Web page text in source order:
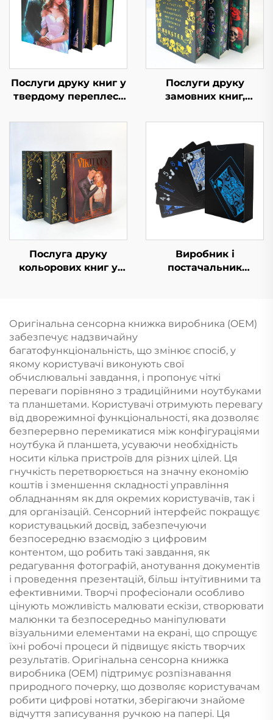
Послуги друку книг у
твердому переплесі,
романтичного роману
краями
Послуги друку
замовних книг,
друк офсетом, тверді
фарбованими
краями, роман із
пиловою обгорткою
Послуга друку
кольорових книг у
у твердій обкладинці
з фарбованими
краями
Виробник і
постачальник
карти,
та упаковка для
дорослих, пар
Оригінальна сенсорна книжка виробника (OEM)
забезпечує надзвичайну
багатофункціональність, що змінює спосіб, у
якому користувачі виконують свої
обчислювальні завдання, і пропонує чіткі
переваги порівняно з традиційними ноутбуками
та планшетами. Користувачі отримують перевагу
від дворежимної функціональності, яка дозволяє
безперервно перемикатися між конфігураціями
ноутбука й планшета, усуваючи необхідність
носити кілька пристроїв для різних цілей. Ця
гнучкість перетворюється на значну економію
коштів і зменшення складності управління
обладнанням як для окремих користувачів, так і
для організацій. Сенсорний інтерфейс покращує
користувацький досвід, забезпечуючи
безпосередню взаємодію з цифровим
контентом, що робить такі завдання, як
редагування фотографій, анотування документів
і проведення презентацій, більш інтуїтивними та
ефективними. Творчі професіонали особливо
цінують можливість малювати ескізи, створювати
малюнки та безпосередньо маніпулювати
візуальними елементами на екрані, що спрощує
їхні робочі процеси й підвищує якість творчих
результатів. Оригінальна сенсорна книжка
виробника (OEM) підтримує розпізнавання
природного почерку, що дозволяє користувачам
робити цифрові нотатки, зберігаючи знайоме
відчуття записування ручкою на папері. Ця